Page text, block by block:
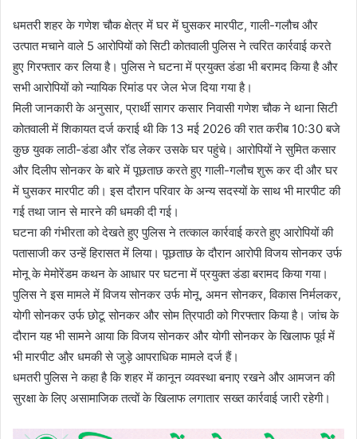
धमतरी शहर के गणेश चौक क्षेत्र में घर में घुसकर मारपीट, गाली-गलौच और
उत्पात मचाने वाले 5 आरोपियों को सिटी कोतवाली पुलिस ने त्वरित कार्रवाई करते
हुए गिरफ्तार कर लिया है। पुलिस ने घटना में प्रयुक्त डंडा भी बरामद किया है और
सभी आरोपियों को न्यायिक रिमांड पर जेल भेज दिया गया है।
मिली जानकारी के अनुसार, प्रार्थी सागर कसार निवासी गणेश चौक ने थाना सिटी
कोतवाली में शिकायत दर्ज कराई थी कि 13 मई 2026 की रात करीब 10:30 बजे
कुछ युवक लाठी-डंडा और रॉड लेकर उसके घर पहुंचे। आरोपियों ने सुमित कसार
और दिलीप सोनकर के बारे में पूछताछ करते हुए गाली-गलौच शुरू कर दी और घर
में घुसकर मारपीट की। इस दौरान परिवार के अन्य सदस्यों के साथ भी मारपीट की
गई तथा जान से मारने की धमकी दी गई।
घटना की गंभीरता को देखते हुए पुलिस ने तत्काल कार्रवाई करते हुए आरोपियों की
पतासाजी कर उन्हें हिरासत में लिया। पूछताछ के दौरान आरोपी विजय सोनकर उर्फ
मोनू के मेमोरेंडम कथन के आधार पर घटना में प्रयुक्त डंडा बरामद किया गया।
पुलिस ने इस मामले में विजय सोनकर उर्फ मोनू, अमन सोनकर, विकास निर्मलकर,
योगी सोनकर उर्फ छोटू सोनकर और सोम त्रिपाठी को गिरफ्तार किया है। जांच के
दौरान यह भी सामने आया कि विजय सोनकर और योगी सोनकर के खिलाफ पूर्व में
भी मारपीट और धमकी से जुड़े आपराधिक मामले दर्ज हैं।
धमतरी पुलिस ने कहा है कि शहर में कानून व्यवस्था बनाए रखने और आमजन की
सुरक्षा के लिए असामाजिक तत्वों के खिलाफ लगातार सख्त कार्रवाई जारी रहेगी।